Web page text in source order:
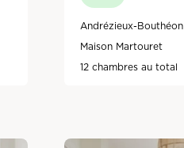
Andrézieux-Bouthéon
Maison Martouret
12 chambres au total